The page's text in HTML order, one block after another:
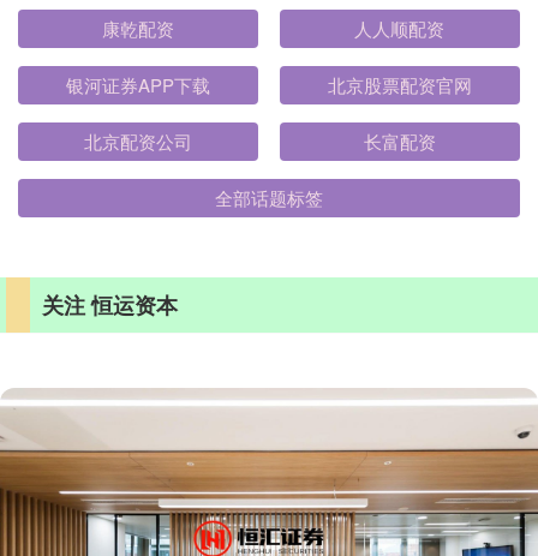
康乾配资 人人顺配资
银河证券APP下载 北京股票配资官网
北京配资公司 长富配资
全部话题标签
关注 恒运资本